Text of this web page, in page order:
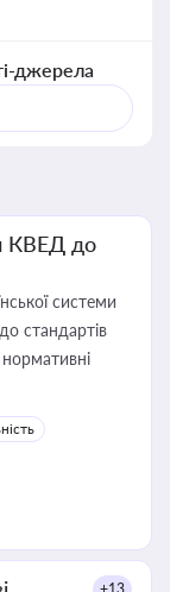
джерела
КВЕД до
системи
стандартів